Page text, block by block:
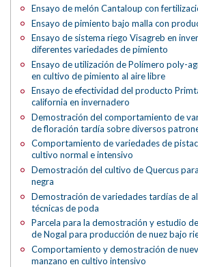
Ensayo de melón Cantaloup con
Ensayo de pimiento bajo malla con
Ensayo de sistema riego Visagreb en
diferentes variedades de pimiento
Ensayo de utilización de Polímero poly-
en cultivo de pimiento al aire libre
Ensayo de efectividad del producto
california en invernadero
Demostración del comportamiento de
de floración tardía sobre diversos
Comportamiento de variedades de
cultivo normal e intensivo
Demostración del cultivo de Quercus
negra
Demostración de variedades tardías de
técnicas de poda
Parcela para la demostración y estudio
de Nogal para producción de nuez bajo
Comportamiento y demostración de
manzano en cultivo intensivo